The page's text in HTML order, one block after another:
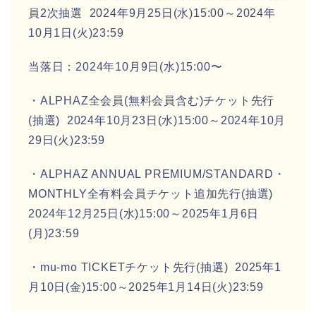
員2次抽選 2024年9月25日(水)15:00～2024年
10月1日(火)23:59
当落日：2024年10月9日(水)15:00〜
・ALPHAZ全会員(無料会員含む)チケット先行
(抽選) 2024年10月23日(水)15:00～2024年10月
29日(火)23:59
・ALPHAZ ANNUAL PREMIUM/STANDARD・
MONTHLY全有料会員チケット追加先行(抽選)
2024年12月25日(水)15:00～2025年1月6日
(月)23:59
・mu-mo TICKETチケット先行(抽選) 2025年1
月10日(金)15:00～2025年1月14日(火)23:59